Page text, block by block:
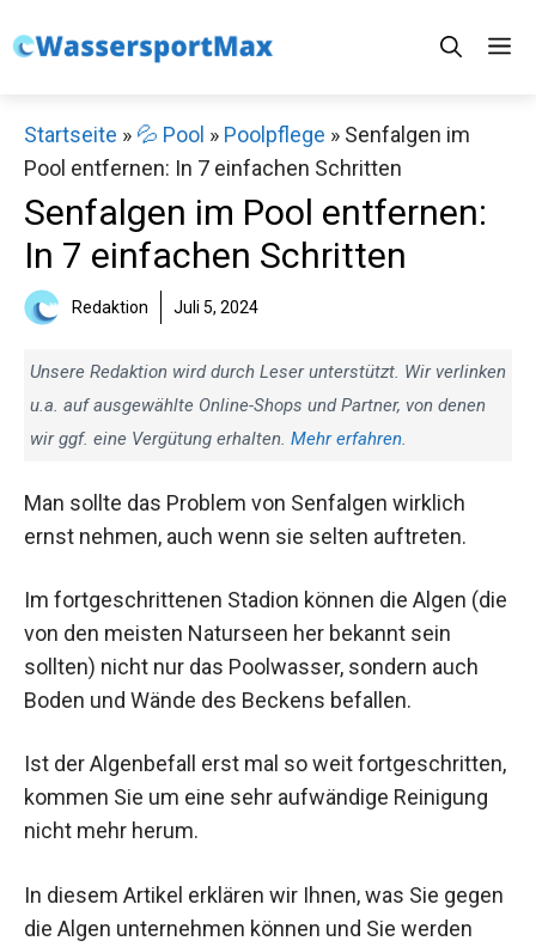
Inhalt
Startseite » 💦 Pool » Poolpflege » Senfalgen im
Pool entfernen: In 7 einfachen Schritten
Senfalgen im Pool entfernen:
In 7 einfachen Schritten
Redaktion Juli 5, 2024
Unsere Redaktion wird durch Leser unterstützt. Wir verlinken
u.a. auf ausgewählte Online-Shops und Partner, von denen
wir ggf. eine Vergütung erhalten. Mehr erfahren.
Man sollte das Problem von Senfalgen wirklich
ernst nehmen, auch wenn sie selten auftreten.
Im fortgeschrittenen Stadion können die Algen (die
von den meisten Naturseen her bekannt sein
sollten) nicht nur das Poolwasser, sondern auch
Boden und Wände des Beckens befallen.
Ist der Algenbefall erst mal so weit fortgeschritten,
kommen Sie um eine sehr aufwändige Reinigung
nicht mehr herum.
In diesem Artikel erklären wir Ihnen, was Sie gegen
die Algen unternehmen können und Sie werden